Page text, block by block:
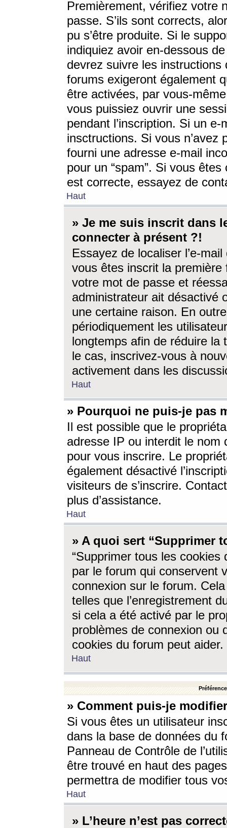
Premièrement, vérifiez votre
passe. S’ils sont corrects,
pu s’être produite. Si le
indiquiez avoir en-dessous
devrez suivre les
forums exigeront également
être activées, par vous-
vous puissiez ouvrir une
pendant l’inscription. Si un
insctructions. Si vous n’avez
fourni une adresse e-mail
pour un “spam”. Si vous
est correcte, essayez de
Haut
» Je me suis inscrit dans
connecter à présent ?!
Essayez de localiser l’e-
vous êtes inscrit la première
votre mot de passe et
administrateur ait désactivé
une certaine raison. En
périodiquement les
longtemps afin de réduire la
le cas, inscrivez-vous à
activement dans les
Haut
» Pourquoi ne puis-je pas
Il est possible que le
adresse IP ou interdit le nom
pour vous inscrire. Le
également désactivé
visiteurs de s’inscrire.
plus d’assistance.
Haut
» A quoi sert “Supprimer
“Supprimer tous les cookies
par le forum qui conservent
connexion sur le forum.
telles que l’enregistrement
si cela a été activé par le
problèmes de connexion ou
cookies du forum peut aider.
Haut
» Comment puis-je
Si vous êtes un utilisateur
dans la base de données du
Panneau de Contrôle de
être trouvé en haut des
permettra de modifier tous
Haut
» L’heure n’est pas